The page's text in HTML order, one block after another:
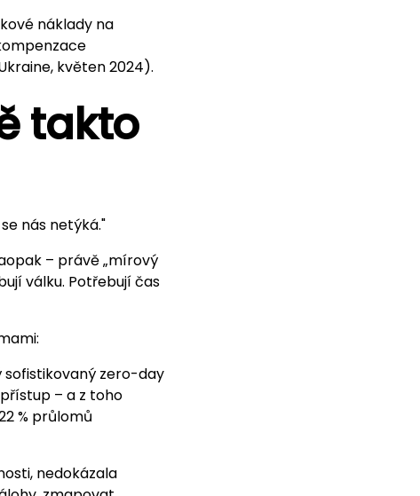
náklady na
květen 2024).
takto
nás netýká."
– právě „mírový
válku. Potřebují čas
sofistikovaný zero-day
– a z toho
% průlomů
nedokázala